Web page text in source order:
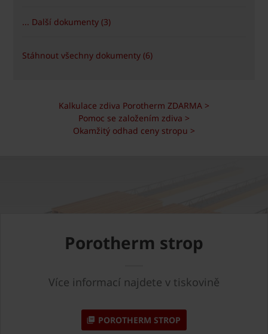
... Další dokumenty (3)
Stáhnout všechny dokumenty (6)
Kalkulace zdiva Porotherm ZDARMA >
Pomoc se založením zdiva >
Okamžitý odhad ceny stropu >
Porotherm strop
Více informací najdete v tiskovině
POROTHERM STROP